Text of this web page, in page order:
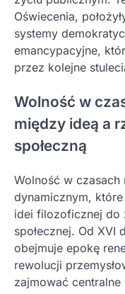
Oświecenia,
systemy
emancypacyjne,
przez kolejne
Wolność w
między ideą a
społeczną
Wolność w czasach
dynamicznym,
idei filozoficznej do
społecznej. Od XVI
obejmuje epokę
rewolucji
zajmować